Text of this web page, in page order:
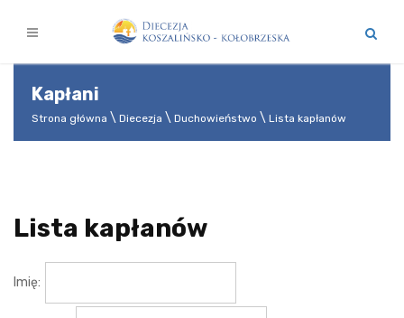
Kapłani
Strona główna Diecezja Duchowieństwo Lista kapłanów
Lista kapłanów
Imię: